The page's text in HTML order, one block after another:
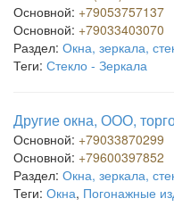
Основной: +79053757137
Основной: +79033403070
Раздел: Окна, зеркала,
Теги: Стекло - Зеркала
Другие окна, ООО,
Основной: +79033870299
Основной: +79600397852
Раздел: Окна, зеркала,
Теги: Окна, Погонажные